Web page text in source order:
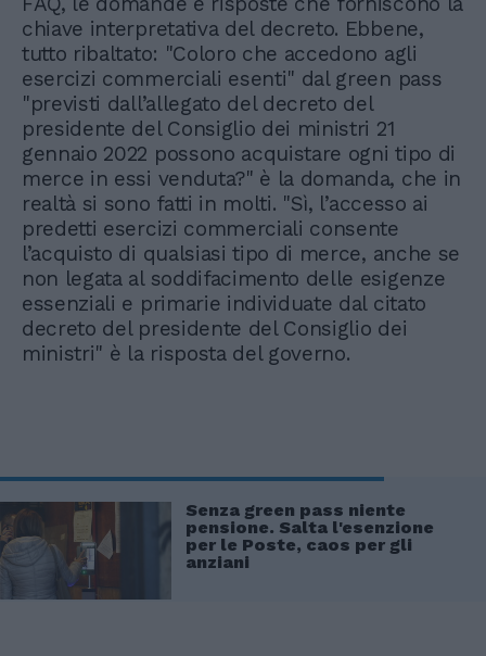
chiave interpretativa del decreto. Ebbene,
tutto ribaltato: "Coloro che accedono agli
esercizi commerciali esenti" dal green pass
"previsti dall’allegato del decreto del
presidente del Consiglio dei ministri 21
gennaio 2022 possono acquistare ogni tipo di
merce in essi venduta?" è la domanda, che in
realtà si sono fatti in molti. "Sì, l’accesso ai
predetti esercizi commerciali consente
l’acquisto di qualsiasi tipo di merce, anche se
non legata al soddifacimento delle esigenze
essenziali e primarie individuate dal citato
decreto del presidente del Consiglio dei
ministri" è la risposta del governo.
Senza green pass niente
pensione. Salta l'esenzione
per le Poste, caos per gli
anziani